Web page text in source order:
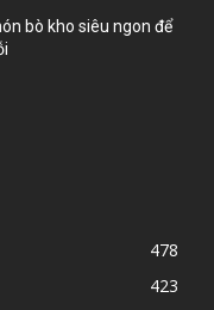
bò kho siêu ngon để
478
423